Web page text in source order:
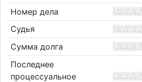
Номер дела
Судья
Сумма долга
Последнее
процессуальное